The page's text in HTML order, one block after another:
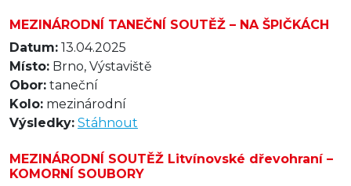
MEZINÁRODNÍ TANEČNÍ SOUTĚŽ – NA ŠPIČKÁCH
Datum: 13.04.2025
Místo: Brno, Výstaviště
Obor: taneční
Kolo: mezinárodní
Výsledky: Stáhnout
MEZINÁRODNÍ SOUTĚŽ Litvínovské dřevohraní –
KOMORNÍ SOUBORY